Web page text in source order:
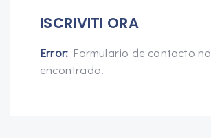
ISCRIVITI ORA
Error: Formulario de contacto no
encontrado.